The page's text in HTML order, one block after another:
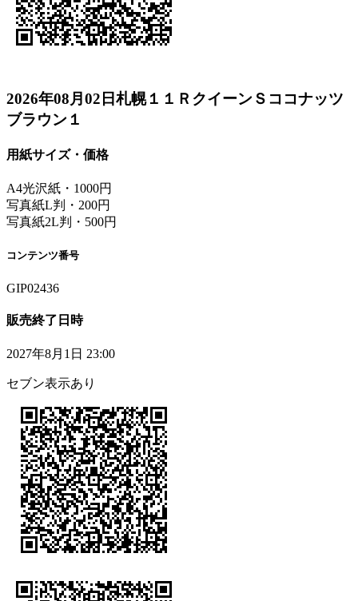
2026年08月02日札幌１１ＲクイーンＳココナッツ
ブラウン１
用紙サイズ・価格
A4光沢紙・1000円
写真紙L判・200円
写真紙2L判・500円
コンテンツ番号
GIP02436
販売終了日時
2027年8月1日 23:00
セブン表示あり